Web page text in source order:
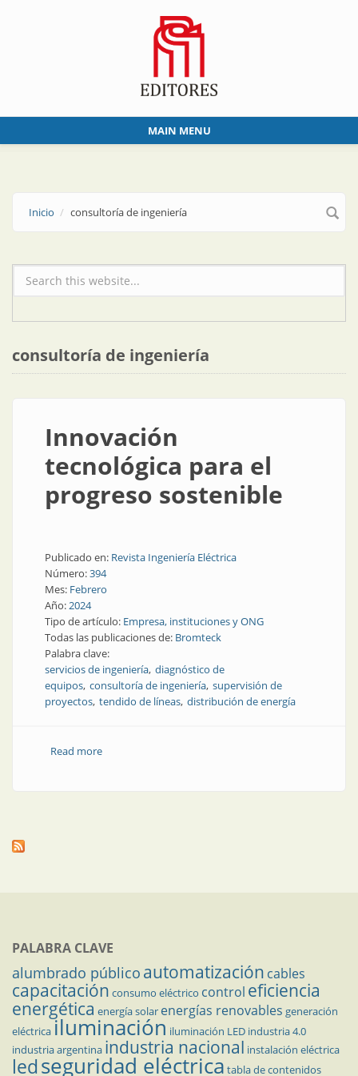
MAIN MENU
Inicio consultoría de ingeniería
Formulario de búsqueda
consultoría de ingeniería
Innovación
tecnológica para el
progreso sostenible
Publicado en: Revista Ingeniería Eléctrica
Número:394
Mes: Febrero
Año:2024
Tipo de artículo: Empresa, instituciones y ONG
Todas las publicaciones de: Bromteck
Palabra clave:
servicios de ingeniería diagnóstico de
equipos consultoría de ingeniería supervisión de
proyectos tendido de líneas distribución de energía
Read moreabout Innovación tecnológica para el progreso
PALABRA CLAVE
alumbrado público automatización cables
capacitación consumo eléctrico control eficiencia
energética energía solar energías renovables generación
eléctricailuminación iluminación LED industria 4.0
industria argentina industria nacional instalación eléctrica
ledseguridad eléctrica tabla de contenidos